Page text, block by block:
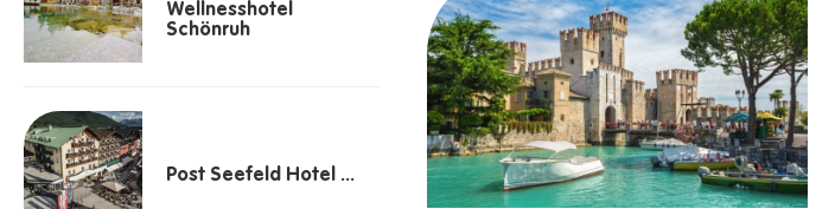
Wellnesshotel
Schönruh
Post Seefeld Hotel ...